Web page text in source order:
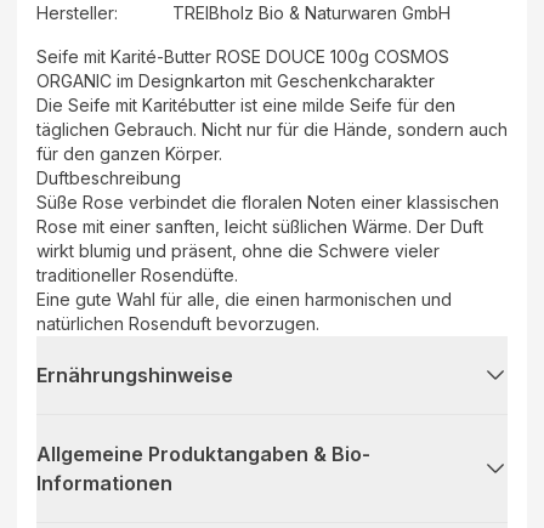
Hersteller: TREIBholz Bio & Naturwaren GmbH
Seife mit Karité-Butter ROSE DOUCE 100g COSMOS
ORGANIC im Designkarton mit Geschenkcharakter
Die Seife mit Karitébutter ist eine milde Seife für den
täglichen Gebrauch. Nicht nur für die Hände, sondern auch
für den ganzen Körper.
Duftbeschreibung
Süße Rose verbindet die floralen Noten einer klassischen
Rose mit einer sanften, leicht süßlichen Wärme. Der Duft
wirkt blumig und präsent, ohne die Schwere vieler
traditioneller Rosendüfte.
Eine gute Wahl für alle, die einen harmonischen und
natürlichen Rosenduft bevorzugen.
Ernährungshinweise
Allgemeine Produktangaben & Bio-
Informationen